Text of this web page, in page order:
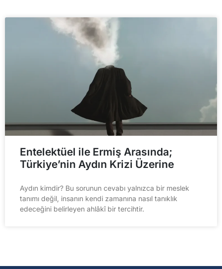
Entelektüel ile Ermiş Arasında;
Türkiye’nin Aydın Krizi Üzerine
Aydın kimdir? Bu sorunun cevabı yalnızca bir meslek
tanımı değil, insanın kendi zamanına nasıl tanıklık
edeceğini belirleyen ahlâkî bir tercihtir.